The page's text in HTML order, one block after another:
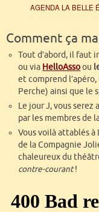
AGENDA LA BELLE
Comment ça
Tout d’abord, il faut
ou via HelloAssoou
et comprend
Perche) ainsi que le
Le jour J, vous serez
par les membres de
Vous voilà attablés
de la Compagnie
chaleureux du
contre-courant!